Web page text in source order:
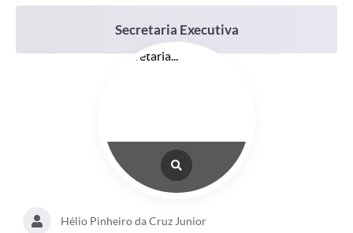
Secretaria Executiva
Hélio Pinheiro da Cruz Junior